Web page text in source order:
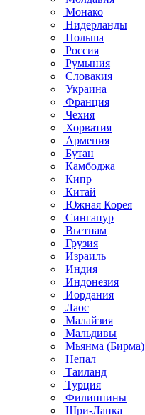
Монако
Нидерланды
Польша
Россия
Румыния
Словакия
Украина
Франция
Чехия
Хорватия
Армения
Бутан
Камбоджа
Кипр
Китай
Южная Корея
Сингапур
Вьетнам
Грузия
Израиль
Индия
Индонезия
Иордания
Лаос
Малайзия
Мальдивы
Мьянма (Бирма)
Непал
Таиланд
Турция
Филиппины
Шри-Ланка